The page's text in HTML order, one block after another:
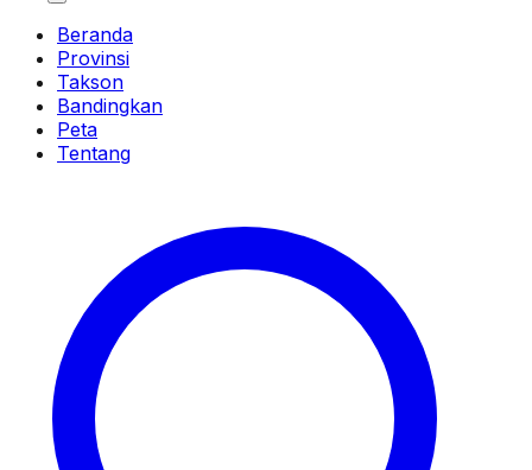
Beranda
Provinsi
Takson
Bandingkan
Peta
Tentang